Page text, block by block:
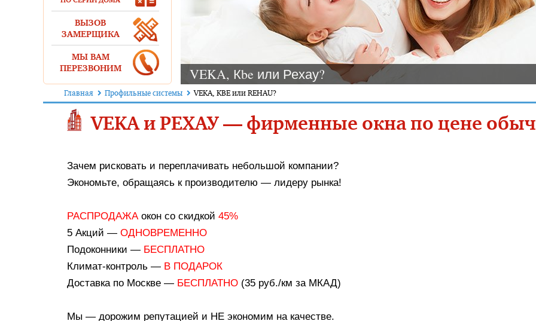
VEKA, Кbe или Рехау?
Главная Профильные системы VEKA, KBE или REHAU?
VEKA и РЕХАУ — фирменные окна по цене
Зачем рисковать и переплачивать небольшой компании?
Экономьте, обращаясь к производителю — лидеру рынка!
РАСПРОДАЖАокон со скидкой 45%
5 Акций — ОДНОВРЕМЕННО
Подоконники — БЕСПЛАТНО
Климат-контроль — В ПОДАРОК
Доставка по Москве — БЕСПЛАТНО (35 руб./км за МКАД)
Мы — дорожим репутацией и НЕ экономим на качестве.
ВЫЗОВ
ЗАМЕРЩИКА
МЫ ВАМ
ПЕРЕЗВОНИМ